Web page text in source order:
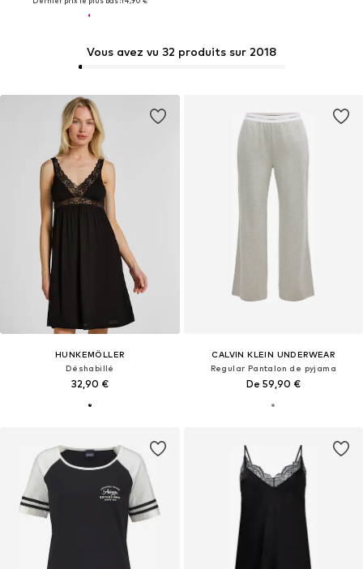
HUNKEMÖLLER
Déshabillé
32,90 €
Vous avez vu 32 produits sur 2018
CALVIN KLEIN UNDERWEAR
Regular Pantalon de pyjama
De 59,90 €